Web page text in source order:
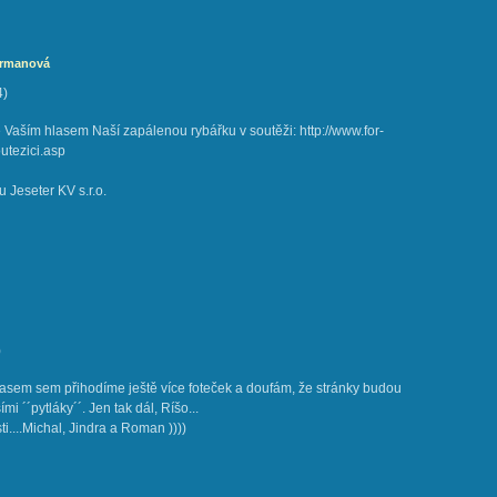
)
hlasem Naší zapálenou rybářku v soutěži: http://www.for-
Jeseter KV s.r.o.
sem přihodíme ještě více foteček a doufám, že stránky budou
´´pytláky´´. Jen tak dál, Ríšo...
Jindra a Roman ))))